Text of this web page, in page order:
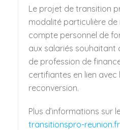
Le projet de transition
modalité particulière de
compte personnel de
aux salariés souhaitant
de profession de
certifiantes en lien
reconversion.
Plus d’informations sur
transitionspro-reunion.fr